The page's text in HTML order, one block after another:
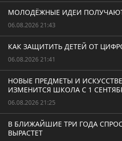
МОЛОДЁЖНЫЕ ИДЕИ
06.08.2026 21:43
КАК ЗАЩИТИТЬ ДЕТЕЙ ОТ
06.08.2026 21:41
НОВЫЕ ПРЕДМЕТЫ И
ИЗМЕНИТСЯ ШКОЛА С 1
06.08.2026 21:25
В БЛИЖАЙШИЕ ТРИ ГОДА
ВЫРАСТЕТ